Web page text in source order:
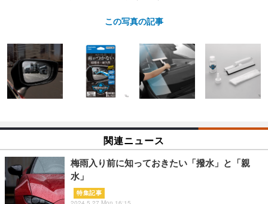
この写真の記事
関連ニュース
梅雨入り前に知っておきたい「撥水」と「親
水」
特集記事